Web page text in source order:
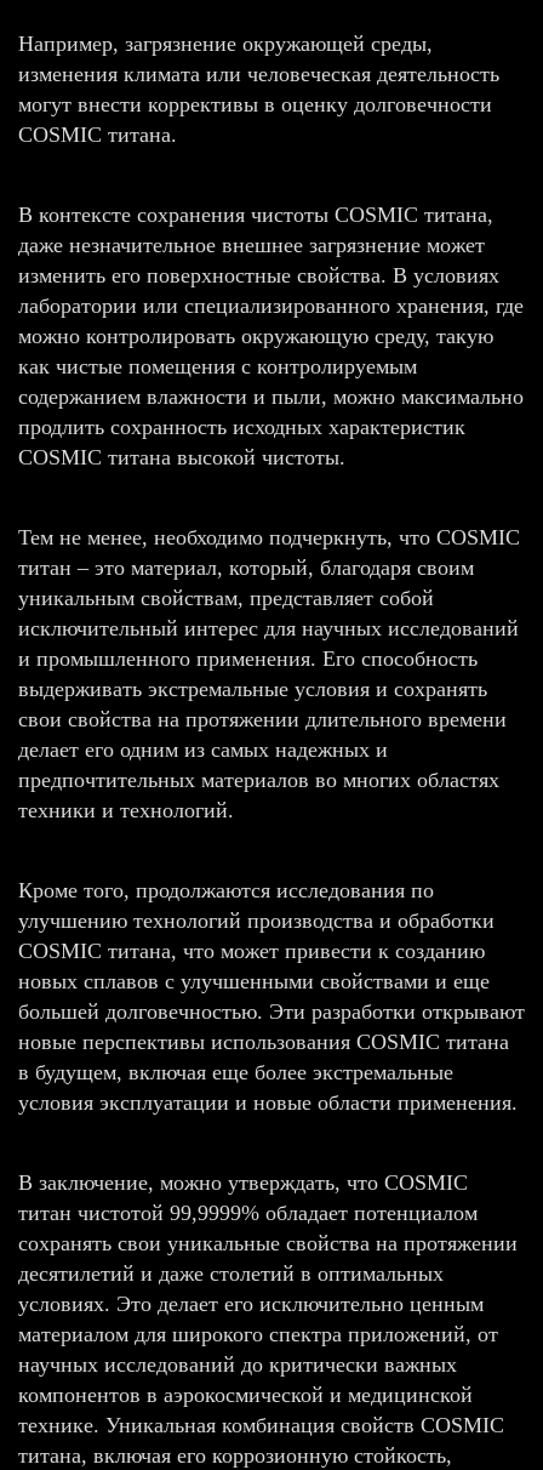
Например, загрязнение окружающей среды,
изменения климата или человеческая деятельность
могут внести коррективы в оценку долговечности
COSMIC титана.
В контексте сохранения чистоты COSMIC титана,
даже незначительное внешнее загрязнение может
изменить его поверхностные свойства. В условиях
лаборатории или специализированного хранения, где
можно контролировать окружающую среду, такую
как чистые помещения с контролируемым
содержанием влажности и пыли, можно максимально
продлить сохранность исходных характеристик
COSMIC титана высокой чистоты.
Тем не менее, необходимо подчеркнуть, что COSMIC
титан – это материал, который, благодаря своим
уникальным свойствам, представляет собой
исключительный интерес для научных исследований
и промышленного применения. Его способность
выдерживать экстремальные условия и сохранять
свои свойства на протяжении длительного времени
делает его одним из самых надежных и
предпочтительных материалов во многих областях
техники и технологий.
Кроме того, продолжаются исследования по
улучшению технологий производства и обработки
COSMIC титана, что может привести к созданию
новых сплавов с улучшенными свойствами и еще
большей долговечностью. Эти разработки открывают
новые перспективы использования COSMIC титана
в будущем, включая еще более экстремальные
условия эксплуатации и новые области применения.
В заключение, можно утверждать, что COSMIC
титан чистотой 99,9999% обладает потенциалом
сохранять свои уникальные свойства на протяжении
десятилетий и даже столетий в оптимальных
условиях. Это делает его исключительно ценным
материалом для широкого спектра приложений, от
научных исследований до критически важных
компонентов в аэрокосмической и медицинской
технике. Уникальная комбинация свойств COSMIC
титана, включая его коррозионную стойкость,